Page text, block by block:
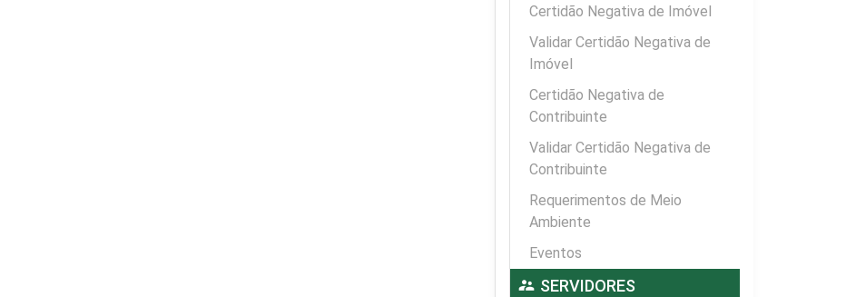
Certidão Negativa de Imóvel
Validar Certidão Negativa de
Imóvel
Certidão Negativa de
Contribuinte
Validar Certidão Negativa de
Contribuinte
Requerimentos de Meio
Ambiente
Eventos
supervisor_account SERVIDORES